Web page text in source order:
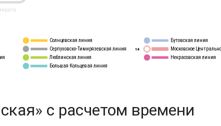
Солнцевская линия
Серпуховско-Тимирязевская линия
Люблинская линия
Бутовская линия
Московское
Большая Кольцевая линия
Некрасовская линия
14
с расчетом времени